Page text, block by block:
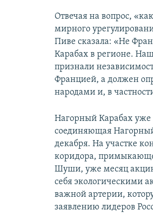
Отвечая на вопрос,
мирного
Пиве сказала: «Не
Карабах в регионе.
признали
Францией, а должен
народами и, в
Нагорный Карабах уже
соединяющая
декабря. На участке
коридора,
Шуши, уже месяц
себя экологическими
важной артерии,
заявлению лидеров